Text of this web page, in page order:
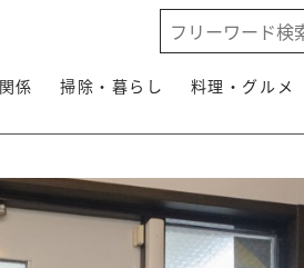
係 掃除・暮らし 料理・グルメ